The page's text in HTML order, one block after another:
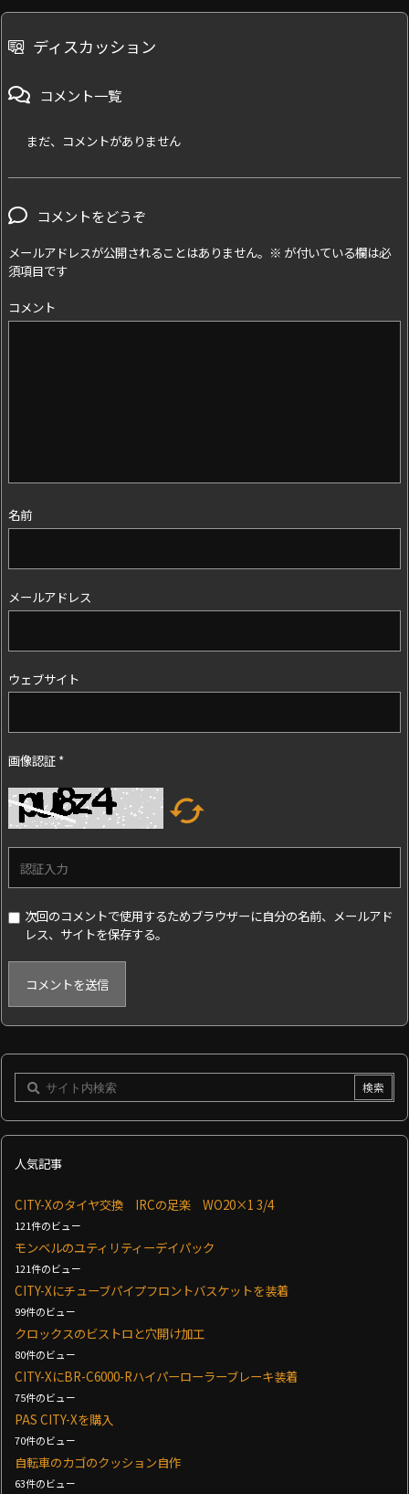
ディスカッション
コメント一覧
まだ、コメントがありません
コメントをどうぞ
メールアドレスが公開されることはありません。 ※ が付いている欄は必
須項目です
コメント
名前
メールアドレス
ウェブサイト
画像認証 *

次回のコメントで使用するためブラウザーに自分の名前、メールアド
レス、サイトを保存する。
人気記事
CITY-Xのタイヤ交換 IRCの足楽 WO20×1 3/4
121件のビュー
モンベルのユティリティーデイパック
121件のビュー
CITY-Xにチューブパイプフロントバスケットを装着
99件のビュー
クロックスのビストロと穴開け加工
80件のビュー
CITY-XにBR-C6000-Rハイパーローラーブレーキ装着
75件のビュー
PAS CITY-Xを購入
70件のビュー
自転車のカゴのクッション自作
63件のビュー